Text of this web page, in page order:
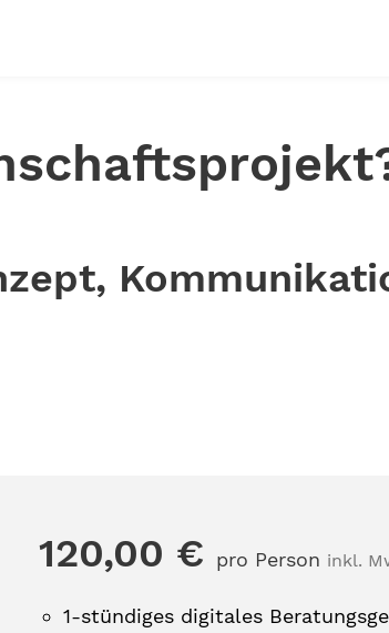
120,00 € pro Person inkl.
1-stündiges digitales